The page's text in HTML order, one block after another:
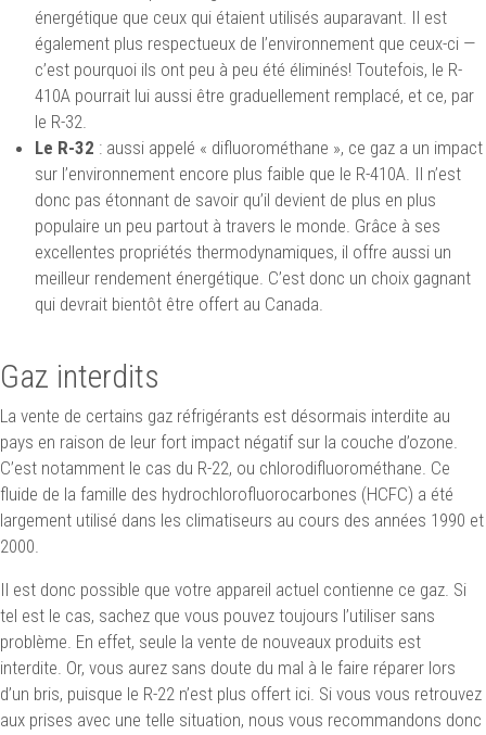
énergétique que ceux qui étaient utilisés auparavant. Il est
également plus respectueux de l’environnement que ceux-ci —
c’est pourquoi ils ont peu à peu été éliminés! Toutefois, le R-
410A pourrait lui aussi être graduellement remplacé, et ce, par
le R-32.
Le R-32 : aussi appelé « difluorométhane », ce gaz a un impact
sur l’environnement encore plus faible que le R-410A. Il n’est
donc pas étonnant de savoir qu’il devient de plus en plus
populaire un peu partout à travers le monde. Grâce à ses
excellentes propriétés thermodynamiques, il offre aussi un
meilleur rendement énergétique. C’est donc un choix gagnant
qui devrait bientôt être offert au Canada.
Gaz interdits
La vente de certains gaz réfrigérants est désormais interdite au
pays en raison de leur fort impact négatif sur la couche d’ozone.
C’est notamment le cas du R-22, ou chlorodifluorométhane. Ce
fluide de la famille des hydrochlorofluorocarbones (HCFC) a été
largement utilisé dans les climatiseurs au cours des années 1990 et
2000.
Il est donc possible que votre appareil actuel contienne ce gaz. Si
tel est le cas, sachez que vous pouvez toujours l’utiliser sans
problème. En effet, seule la vente de nouveaux produits est
interdite. Or, vous aurez sans doute du mal à le faire réparer lors
d’un bris, puisque le R-22 n’est plus offert ici. Si vous vous retrouvez
aux prises avec une telle situation, nous vous recommandons donc